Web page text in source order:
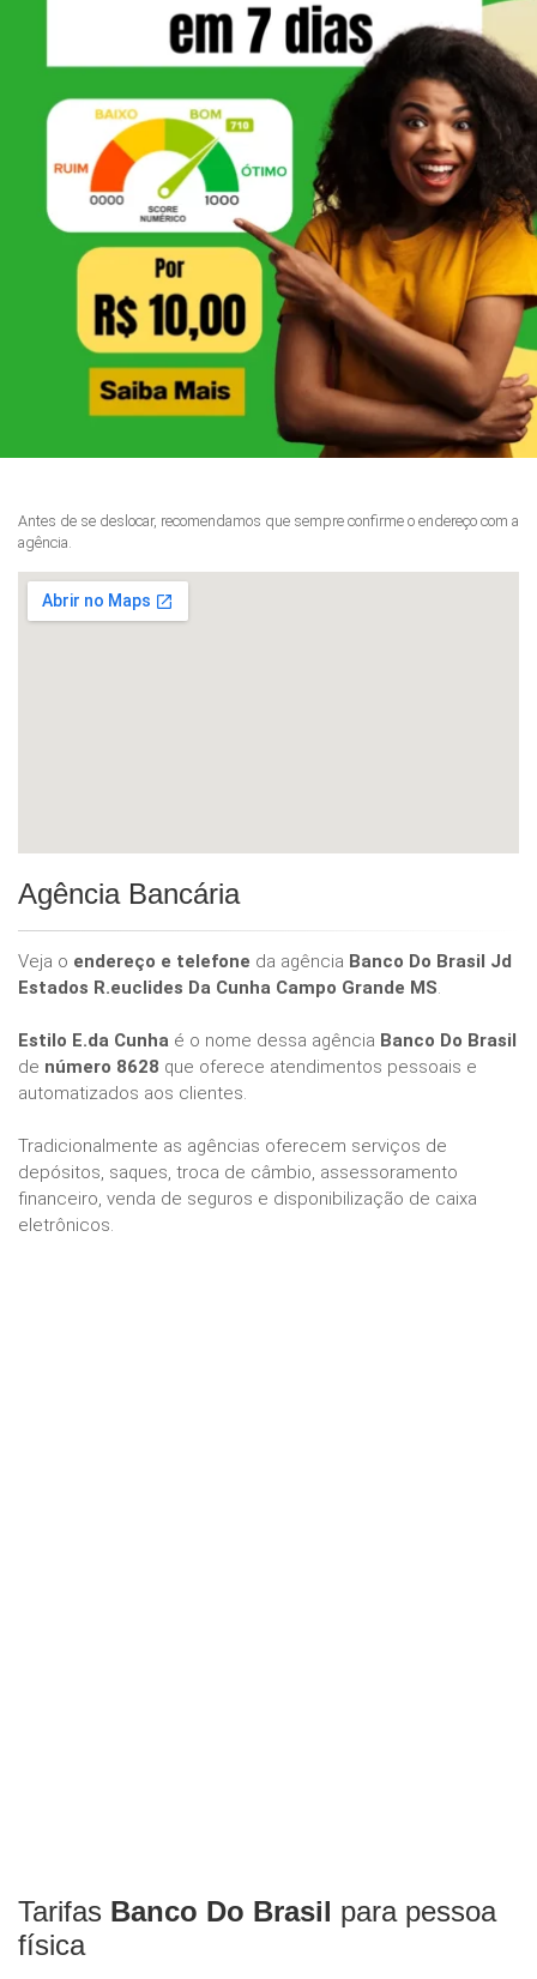
Antes de se deslocar, recomendamos que sempre confirme o endereço com a
agência.
Agência Bancária
Veja o endereço e telefone da agência Banco Do Brasil Jd
Estados R.euclides Da Cunha Campo Grande MS.
Estilo E.da Cunha é o nome dessa agência Banco Do Brasil
de número 8628 que oferece atendimentos pessoais e
automatizados aos clientes.
Tradicionalmente as agências oferecem serviços de
depósitos, saques, troca de câmbio, assessoramento
financeiro, venda de seguros e disponibilização de caixa
eletrônicos.
Tarifas Banco Do Brasil para pessoa
física